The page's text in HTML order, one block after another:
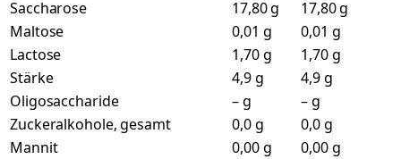
Saccharose
17,80 g
17,80 g
Maltose
0,01 g
0,01 g
Lactose
1,70 g
1,70 g
Stärke
4,9 g
4,9 g
Oligosaccharide
– g
– g
Zuckeralkohole, gesamt
0,0 g
0,0 g
Mannit
0,00 g
0,00 g